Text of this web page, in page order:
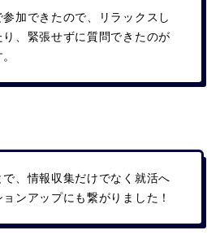
加できたので、リラックスし
、緊張せずに質問できたのが
、情報収集だけでなく就活へ
ンアップにも繋がりました！